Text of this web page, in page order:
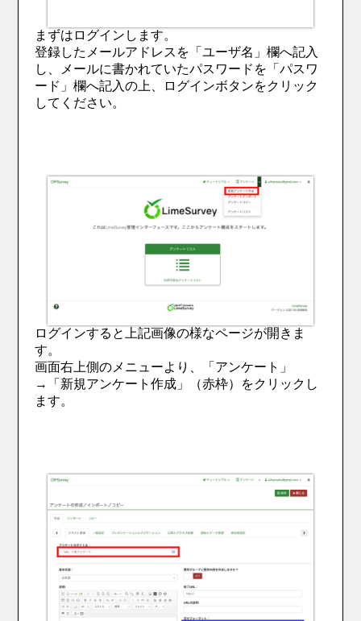
まずはログインします。
登録したメールアドレスを「ユーザ名」欄へ記入
し、メールに書かれていたパスワードを「パスワ
ード」欄へ記入の上、ログインボタンをクリック
してください。
ログインすると上記画像の様なページが開きま
す。
画面右上側のメニューより、「アンケート」
→「新規アンケート作成」（赤枠）をクリックし
ます。